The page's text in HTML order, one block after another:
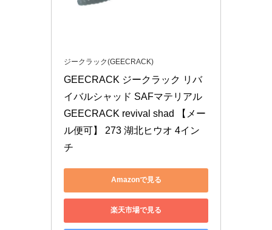
ジークラック(GEECRACK)
GEECRACK ジークラック リバ
イバルシャッド SAFマテリアル
GEECRACK revival shad 【メー
ル便可】 273 湖北ヒウオ 4イン
チ
Amazonで見る
楽天市場で見る